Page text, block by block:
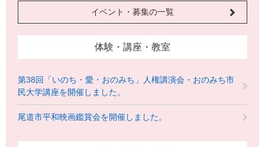
イベント・募集の一覧
体験・講座・教室
第38回「いのち・愛・おのみち」人権講演会・おのみち市
民大学講座を開催しました。
尾道市平和映画鑑賞会を開催しました。